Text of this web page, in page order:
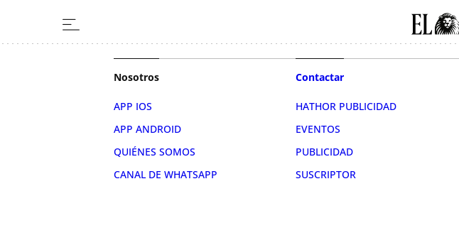
Nosotros
APP IOS
APP ANDROID
QUIÉNES SOMOS
CANAL DE WHATSAPP
Contactar
HATHOR PUBLICIDAD
EVENTOS
PUBLICIDAD
SUSCRIPTOR